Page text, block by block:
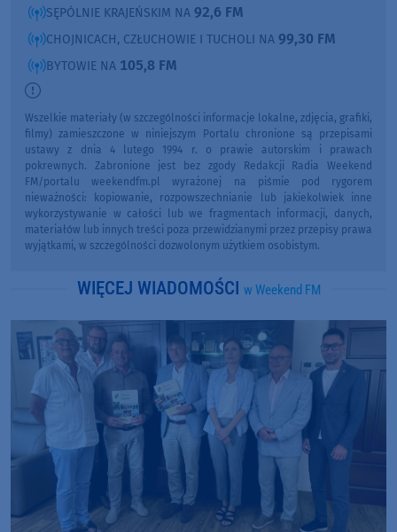
SĘPÓLNIE KRAJEŃSKIM NA 92,6 FM
CHOJNICACH, CZŁUCHOWIE I TUCHOLI NA 99,30 FM
BYTOWIE NA 105,8 FM
Wszelkie materiały (w szczególności informacje lokalne, zdjęcia, grafiki,
filmy) zamieszczone w niniejszym Portalu chronione są przepisami
ustawy z dnia 4 lutego 1994 r. o prawie autorskim i prawach
pokrewnych. Zabronione jest bez zgody Redakcji Radia Weekend
FM/portalu weekendfm.pl wyrażonej na piśmie pod rygorem
nieważności: kopiowanie, rozpowszechnianie lub jakiekolwiek inne
wykorzystywanie w całości lub we fragmentach informacji, danych,
materiałów lub innych treści poza przewidzianymi przez przepisy prawa
wyjątkami, w szczególności dozwolonym użytkiem osobistym.
WIĘCEJ WIADOMOŚCI w Weekend FM